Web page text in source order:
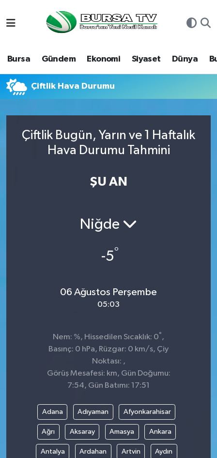
Bursa Gündem Ekonomi Siyaset Dünya
Çiftlik Hava Durumu
Çiftlik Bugün, Yarın ve 1 Haftalık
Hava Durumu Tahmini
ŞU AN
Niğde
-5°
06 Ağustos Perşembe
05:03
Nem: %, Hissedilen Sıcaklık: 0° ,
Basınç: 0 hPa, Rüzgar: 0 km/s, Çiy
Noktası: ,
Görüş Mesafesi: km, Gün Doğumu:
7:54, Gün Batımı: 17:51
Adana Adıyaman Afyonkarahisar
Ağrı Aksaray Amasya Ankara
Antalya Ardahan Artvin Aydın
Bursa
Dünya
Ekonomi
Türkiye
Hava Durumu
Namaz Vakitleri
Süper Lig Puan Durumu ve Fikstür
Son Dakika Haberleri